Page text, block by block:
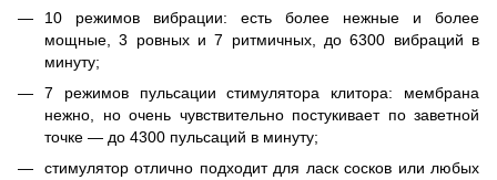
10 режимов вибрации: есть более нежные и более
мощные, 3 ровных и 7 ритмичных, до 6300 вибраций в
минуту;
7 режимов пульсации стимулятора клитора: мембрана
нежно, но очень чувствительно постукивает по заветной
точке — до 4300 пульсаций в минуту;
стимулятор отлично подходит для ласк сосков или любых